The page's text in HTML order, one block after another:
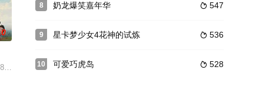
速成长的冒险事件
装特工队成员。为了成为优秀的拼装特工，他们在迷糊
后，在父亲因病去世后，离开老家在大城市工作。得知村子要进行拆迁棚改
8  547
奶龙爆笑嘉年华
9  536
星卡梦少女4花神的试炼
10  528
可爱巧虎岛